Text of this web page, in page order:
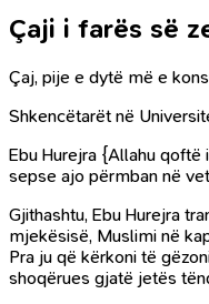
Çaji i farës së
Çaj, pije e dytë më e
Shkencëtarët në
Ebu Hurejra {Allahu
sepse ajo përmban në
Gjithashtu, Ebu Hurejra
mjekësisë, Muslimi në
Pra ju që kërkoni të
shoqërues gjatë jetës